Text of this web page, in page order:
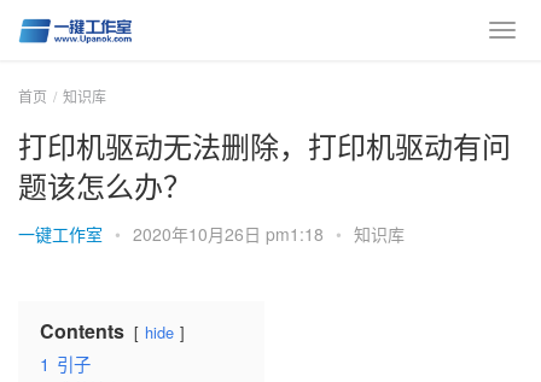
首页 知识库
打印机驱动无法删除，打印机驱动有问
题该怎么办？
一键工作室 • 2020年10月26日 pm1:18 • 知识库
Contents hide
1 引子